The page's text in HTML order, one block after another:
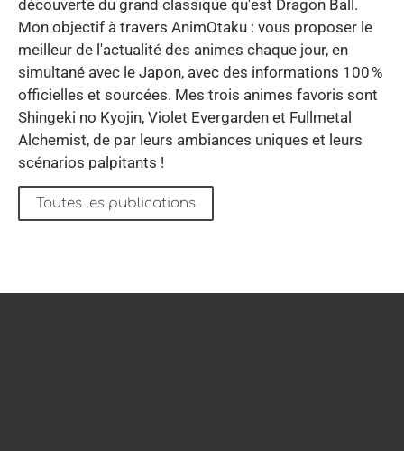
découverte du grand classique qu'est Dragon Ball.
Mon objectif à travers AnimOtaku : vous proposer le
meilleur de l'actualité des animes chaque jour, en
simultané avec le Japon, avec des informations 100 %
officielles et sourcées. Mes trois animes favoris sont
Shingeki no Kyojin, Violet Evergarden et Fullmetal
Alchemist, de par leurs ambiances uniques et leurs
scénarios palpitants !
Toutes les publications